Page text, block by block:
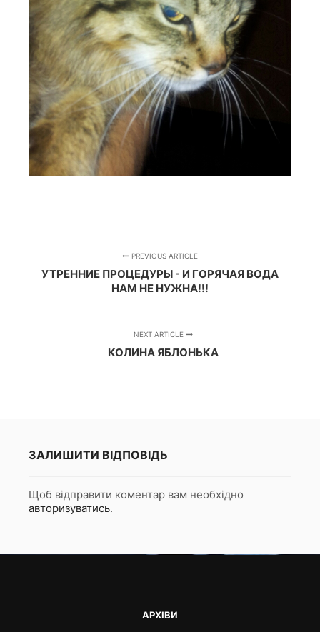
PREVIOUS ARTICLE
УТРЕННИЕ ПРОЦЕДУРЫ - И ГОРЯЧАЯ ВОДА
НАМ НЕ НУЖНА!!!
NEXT ARTICLE
КОЛИНА ЯБЛОНЬКА
ЗАЛИШИТИ ВІДПОВІДЬ
Щоб відправити коментар вам необхідно
авторизуватись.
АРХІВИ